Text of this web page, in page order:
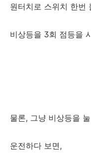
원터치로 스위치 한번
비상등을 3회 점등을
물론, 그냥 비상등을
운전하다 보면,